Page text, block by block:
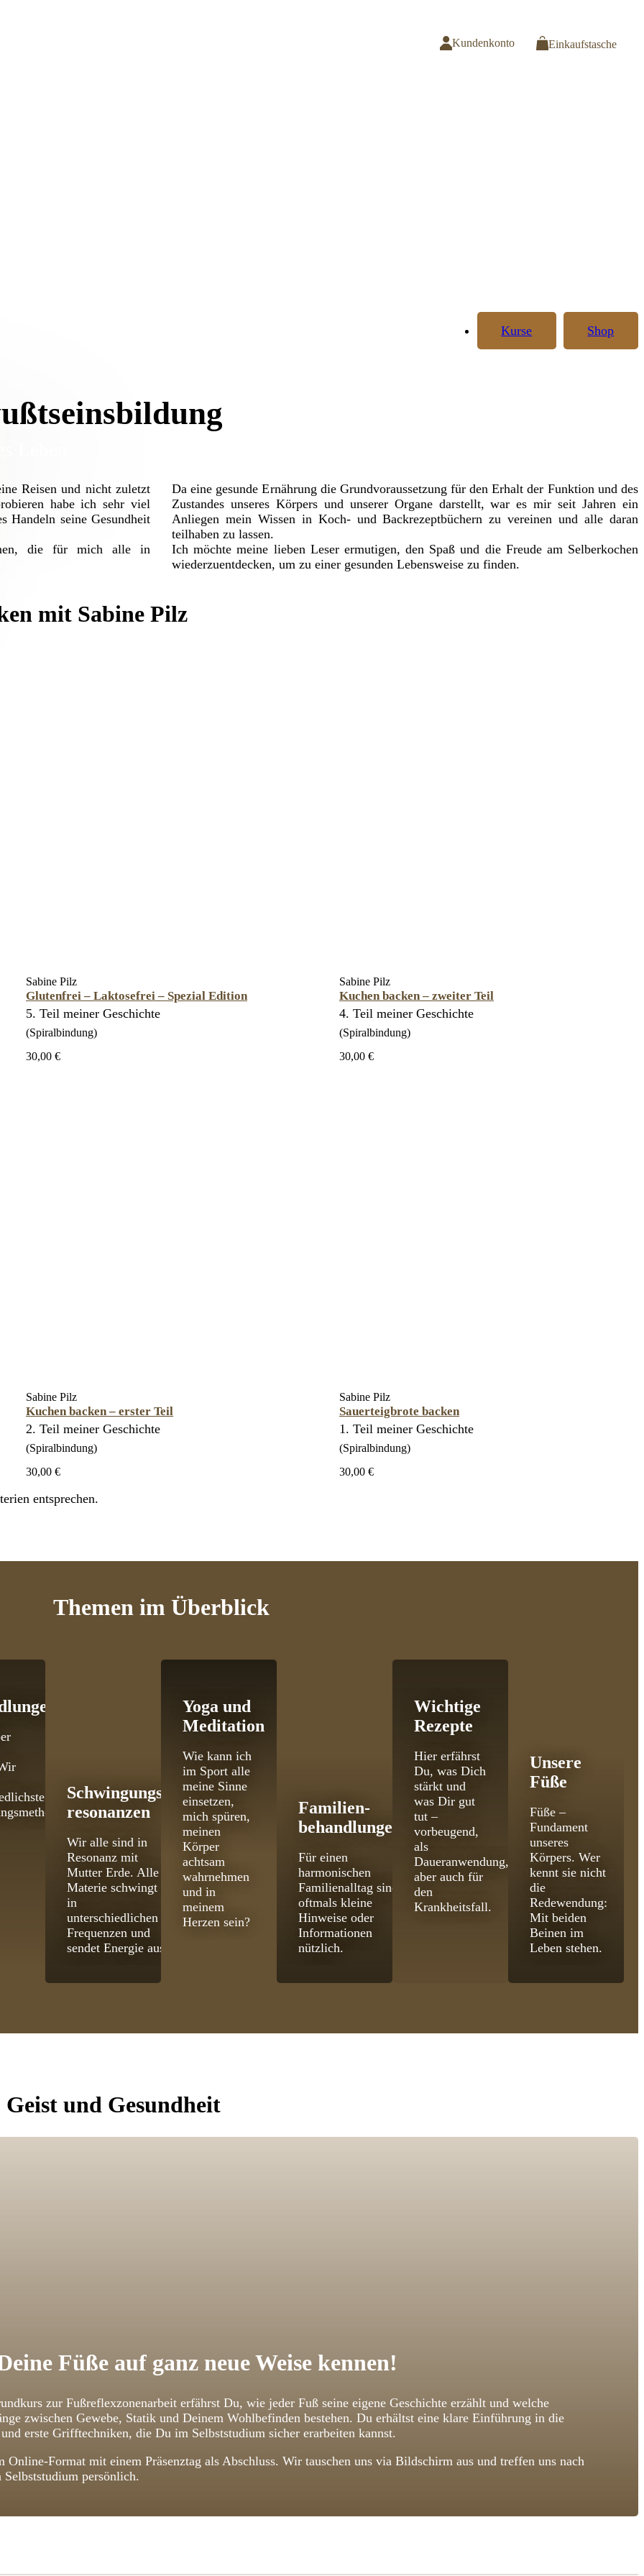
Kundenkonto Einkaufstasche
Shop
Kurse
Reisen und nicht zuletzt
habe ich sehr viel
Handeln seine Gesundheit
die für mich alle in
Da eine gesunde Ernährung die Grundvoraussetzung für den Erhalt der Funktion und des
Zustandes unseres Körpers und unserer Organe darstellt, war es mir seit Jahren ein
Anliegen mein Wissen in Koch- und Backrezeptbüchern zu vereinen und alle daran
teilhaben zu lassen.
Ich möchte meine lieben Leser ermutigen, den Spaß und die Freude am Selberkochen
wiederzuentdecken, um zu einer gesunden Lebensweise zu finden.
mit Sabine Pilz
Sabine Pilz
Glutenfrei – Laktosefrei – Spezial Edition
5. Teil meiner Geschichte
(Spiralbindung)
30,00 €
Sabine Pilz
Kuchen backen – zweiter Teil
4. Teil meiner Geschichte
(Spiralbindung)
30,00 €
Sabine Pilz
Kuchen backen – erster Teil
2. Teil meiner Geschichte
(Spiralbindung)
30,00 €
Sabine Pilz
Sauerteigbrote backen
1. Teil meiner Geschichte
(Spiralbindung)
30,00 €
entsprechen.
Themenim Überblick
Schwingungs­
resonanzen
Wir alle sind in
Resonanz mit
Mutter Erde. Alle
Materie schwingt
in
unterschiedlichen
Frequenzen und
sendet Energie aus.
Yoga und
Meditation
Wie kann ich
im Sport alle
meine Sinne
einsetzen,
mich spüren,
meinen
Körper
achtsam
wahrnehmen
und in
meinem
Herzen sein?
Familien­
behandlungen
Für einen
harmonischen
Familienalltag sind
oftmals kleine
Hinweise oder
Informationen
nützlich.
Wichtige
Rezepte
Hier erfährst
Du, was Dich
stärkt und
was Dir gut
tut –
vorbeugend,
als
Daueranwendung,
aber auch für
den
Krankheitsfall.
Unsere
Füße
Füße –
Fundament
unseres
Körpers. Wer
kennt sie nicht
die
Redewendung:
Mit beiden
Beinen im
Leben stehen.
und Gesundheit
Füße auf ganz neue Weise kennen!
zur Fußreflexzonenarbeit erfährst Du, wie jeder Fuß seine eigene Geschichte erzählt und welche
zwischen Gewebe, Statik und Deinem Wohlbefinden bestehen. Du erhältst eine klare Einführung in die
erste Grifftechniken, die Du im Selbststudium sicher erarbeiten kannst.
Online-Format mit einem Präsenztag als Abschluss. Wir tauschen uns via Bildschirm aus und treffen uns nach
Selbststudium persönlich.